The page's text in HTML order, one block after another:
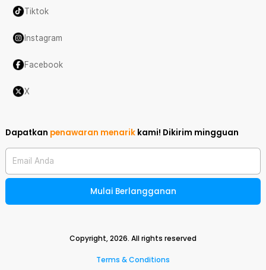
Tiktok
Instagram
Facebook
X
Dapatkan penawaran menarik kami! Dikirim mingguan
Email Anda
Mulai Berlangganan
Copyright,2026. All rights reserved
Terms & Conditions